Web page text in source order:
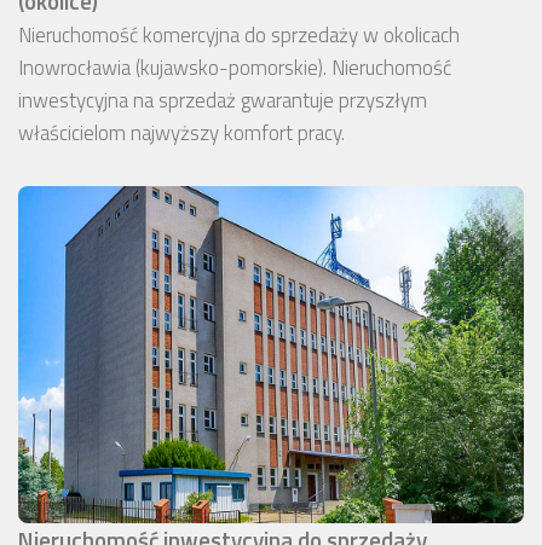
Nieruchomość komercyjna do sprzedaży w okolicach
Inowrocławia (kujawsko-pomorskie). Nieruchomość
inwestycyjna na sprzedaż gwarantuje przyszłym
właścicielom najwyższy komfort pracy.